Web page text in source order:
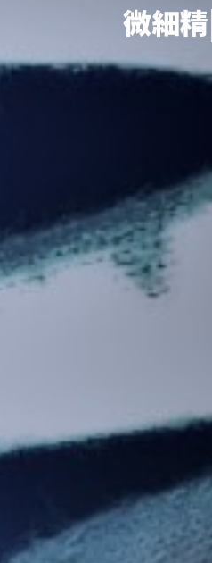
微細精度を求め